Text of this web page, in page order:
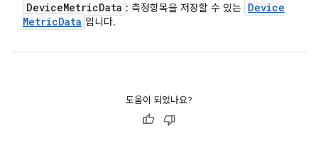
DeviceMetricData : 측정항목을 저장할 수 있는 Device
MetricData 입니다.
도움이 되었나요?